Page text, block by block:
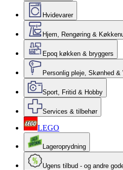
Hvidevarer
Hjem, Rengøring &
Epoq køkken & bryggers
Personlig pleje, Skønhed
Sport, Fritid & Hobby
Services & tilbehør
LEGO
Lageroprydning
Ugens tilbud - og andre